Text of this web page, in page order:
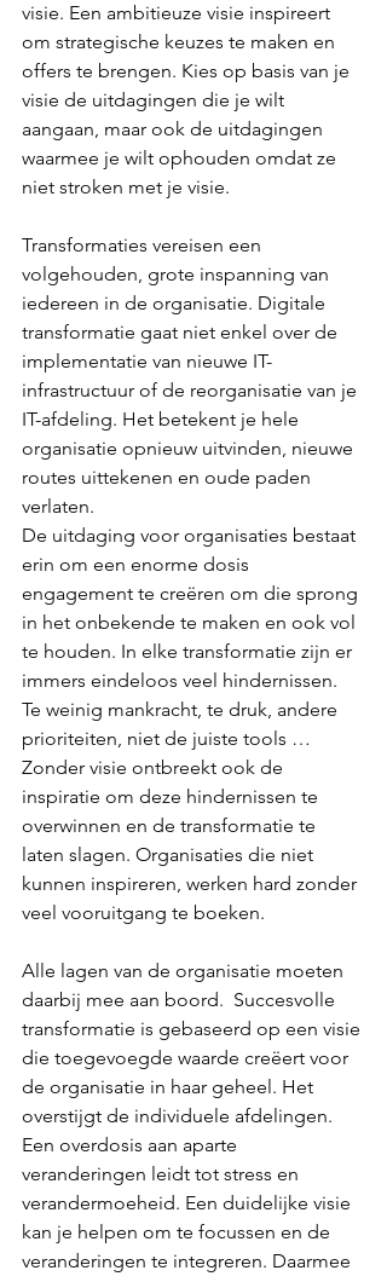
visie. Een ambitieuze visie inspireert
om strategische keuzes te maken en
offers te brengen. Kies op basis van je
visie de uitdagingen die je wilt
aangaan, maar ook de uitdagingen
waarmee je wilt ophouden omdat ze
niet stroken met je visie.
Transformaties vereisen een
volgehouden, grote inspanning van
iedereen in de organisatie. Digitale
transformatie gaat niet enkel over de
implementatie van nieuwe IT-
infrastructuur of de reorganisatie van je
IT-afdeling. Het betekent je hele
organisatie opnieuw uitvinden, nieuwe
routes uittekenen en oude paden
verlaten.
De uitdaging voor organisaties bestaat
erin om een enorme dosis
engagement te creëren om die sprong
in het onbekende te maken en ook vol
te houden. In elke transformatie zijn er
immers eindeloos veel hindernissen.
Te weinig mankracht, te druk, andere
prioriteiten, niet de juiste tools …
Zonder visie ontbreekt ook de
inspiratie om deze hindernissen te
overwinnen en de transformatie te
laten slagen. Organisaties die niet
kunnen inspireren, werken hard zonder
veel vooruitgang te boeken.
Alle lagen van de organisatie moeten
daarbij mee aan boord.  Succesvolle
transformatie is gebaseerd op een visie
die toegevoegde waarde creëert voor
de organisatie in haar geheel. Het
overstijgt de individuele afdelingen.
Een overdosis aan aparte
veranderingen leidt tot stress en
verandermoeheid. Een duidelijke visie
kan je helpen om te focussen en de
veranderingen te integreren. Daarmee